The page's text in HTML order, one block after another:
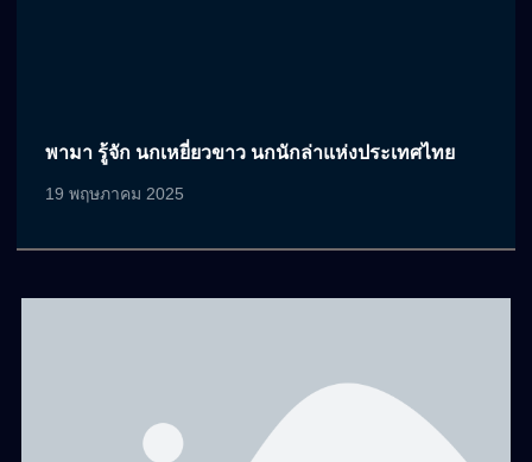
พามา รู้จัก นกเหยี่ยวขาว นกนักล่าแห่งประเทศไทย
19 พฤษภาคม 2025